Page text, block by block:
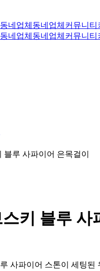
동네업체 동네업체 커뮤니티
동네업체 동네업체 커뮤니티
루 사파이어 은목걸이
키 블루 사
사파이어 스톤이 세팅